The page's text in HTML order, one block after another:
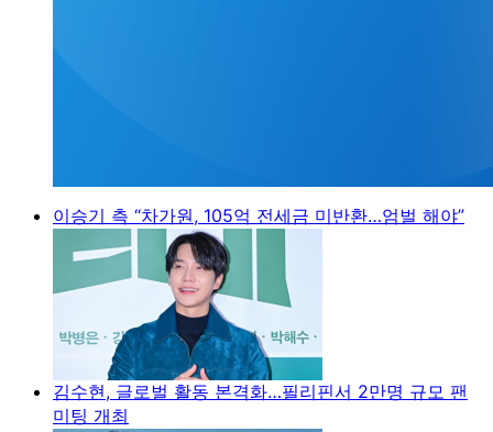
이승기 측 “차가원, 105억 전세금 미반환…엄벌 해야”
김수현, 글로벌 활동 본격화…필리핀서 2만명 규모 팬
미팅 개최